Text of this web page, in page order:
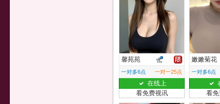
馨苑苑
一对多6点 一对一25点
在线上
看免费视讯
嫩嫩菊花
一对多6点
看